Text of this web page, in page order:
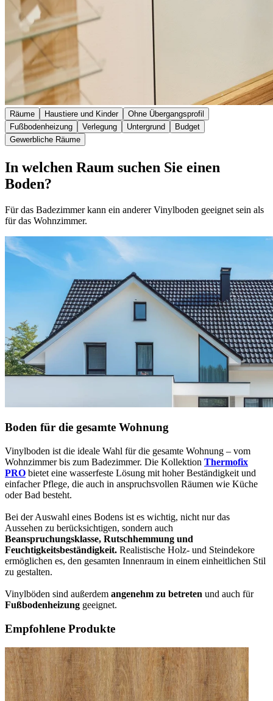
Räume Haustiere und Kinder
Ohne Übergangsprofil
Fußbodenheizung
Verlegung Untergrund
Budget
Gewerbliche Räume
In welchen Raum suchen Sie einen
Boden?
Für das Badezimmer kann ein anderer Vinylboden geeignet sein als
für das Wohnzimmer.
Boden für die gesamte Wohnung
Vinylboden ist die ideale Wahl für die gesamte Wohnung – vom
Wohnzimmer bis zum Badezimmer. Die Kollektion Thermofix
PRO bietet eine wasserfeste Lösung mit hoher Beständigkeit und
einfacher Pflege, die auch in anspruchsvollen Räumen wie Küche
oder Bad besteht.
Bei der Auswahl eines Bodens ist es wichtig, nicht nur das
Aussehen zu berücksichtigen, sondern auch
Beanspruchungsklasse, Rutschhemmung und
Feuchtigkeitsbeständigkeit. Realistische Holz- und Steindekore
ermöglichen es, den gesamten Innenraum in einem einheitlichen Stil
zu gestalten.
Vinylböden sind außerdem angenehm zu betreten und auch für
Fußbodenheizung geeignet.
Empfohlene Produkte